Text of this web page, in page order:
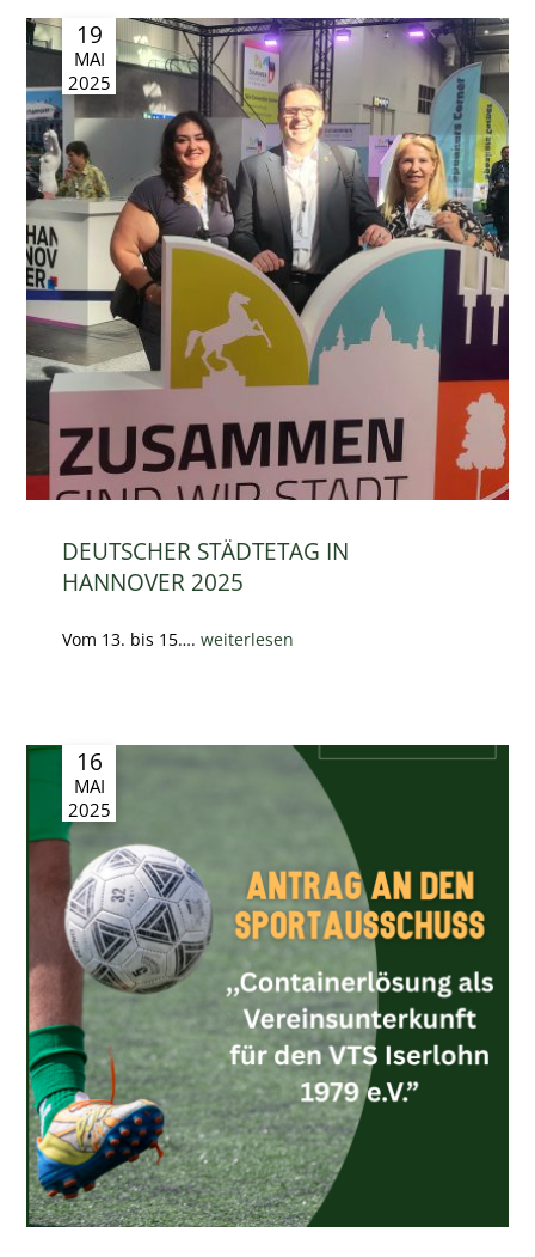
19
MAI
2025
DEUTSCHER STÄDTETAG IN
HANNOVER 2025
Vom 13. bis 15….weiterlesen
16
MAI
2025